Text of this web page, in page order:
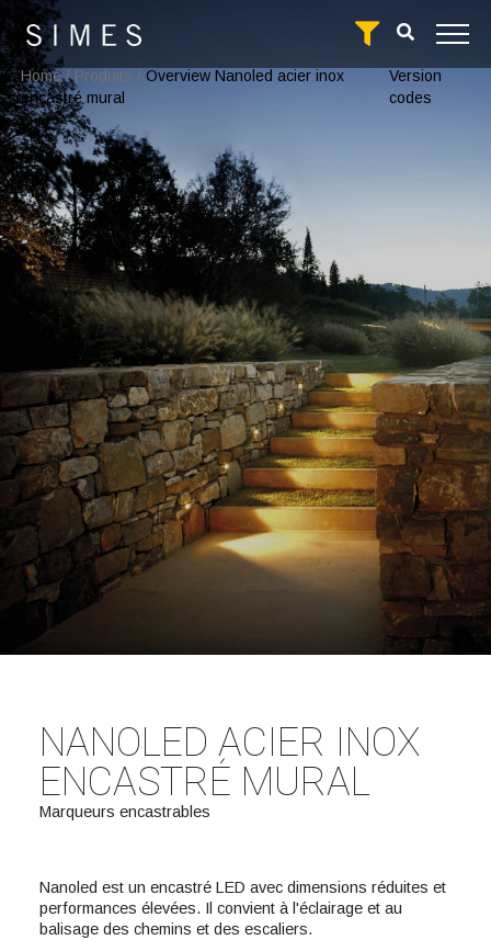
Home/Produits / Overview Nanoled acier inox
encastré mural
Version
codes
NANOLED ACIER INOX
ENCASTRÉ MURAL
Marqueurs encastrables
Nanoled est un encastré LED avec dimensions réduites et
performances élevées. Il convient à l'éclairage et au
balisage des chemins et des escaliers.